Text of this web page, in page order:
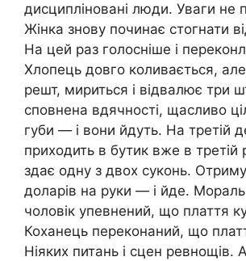
дисципліновані люди. Уваги не
Жінка знову починає стогнати
На цей раз голосніше і
Хлопець довго коливається,
решт, мириться і відвалює три
сповнена вдячності, щасливо
губи — і вони йдуть. На третій
приходить в бутик вже в третій
здає одну з двох суконь.
доларів на руки — і йде.
чоловік упевнений, що плаття
Коханець переконаний, що
Ніяких питань і сцен ревнощів.